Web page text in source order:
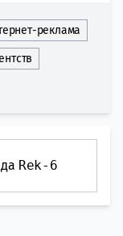
реклама
Rek-6